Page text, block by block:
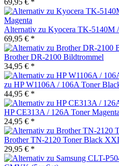
69,95 € *
Alternativ zu Kyocera TK-5140M
69,95 € *
Brother DR-2100 Bildtrommel
34,95 € *
zu HP W1106A / 106A Toner
44,95 € *
HP CE313A / 126A Toner Magenta
24,95 € *
Brother TN-2120 Toner Black
29,95 € *